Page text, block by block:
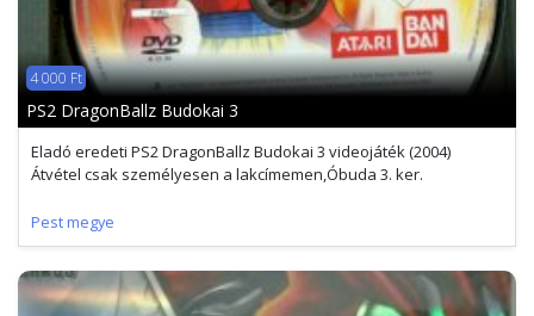
4 000 Ft
PS2 DragonBallz Budokai 3
Eladó eredeti PS2 DragonBallz Budokai 3 videojáték (2004)
Átvétel csak személyesen a lakcímemen,Óbuda 3. ker.
Pest megye